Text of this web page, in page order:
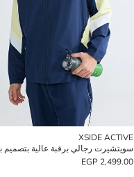
XSIDE ACTIVE
2,499.00 EGP